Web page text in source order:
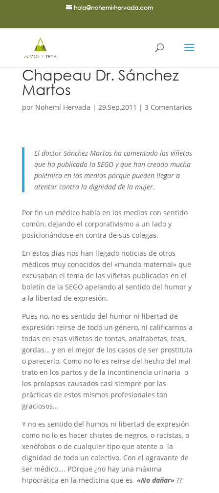
hola@nohemi-hervada.com
Chapeau Dr. Sánchez
Martos
por Nohemí Hervada | 29,Sep,2011 | 3 Comentarios
El doctor Sánchez Martos ha comentado las viñetas
que ha publicado la SEGO y que han creado mucha
polémica en los medios porque pueden llegar a
atentar contra la dignidad de la mujer.
Por fin un médico habla en los medios con sentido
común, dejando el corporativismo a un lado y
posicionándose en contra de sus colegas.
En estos días nos han llegado noticias de otros
médicos muy conocidos del «mundo maternal» que
excusaban el tema de las viñetas publicadas en el
boletín de la SEGO apelando al sentido del humor y
a la libertad de expresión.
Pues no, no es sentido del humor ni libertad de
expresión reirse de todo un género, ni calificarnos a
todas en esas viñetas de tontas, analfabetas, feas,
gordas… y en el mejor de los casos de ser prostituta
o parecerlo. Como no lo es reirse del hecho del mal
trato en los partos y de la incontinencia urinaria o
los prolapsos causados casi siempre por las
prácticas de estos mismos profesionales tan
graciosos…
Y no es sentido del humos ni libertad de expresión
como no lo es hacer chistes de negros, o racistas, o
xenófobos o de cualquier tipo que atente a la
dignidad de todo un colectivo. Con el agravante de
ser médico…. POrque ¿no hay una máxima
hipocrática en la medicina que es «No dañar»??